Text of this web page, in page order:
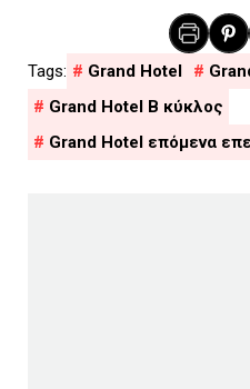
Grand Hotel
Grand Hotel Β κύκλος
Grand Hotel επόμενα